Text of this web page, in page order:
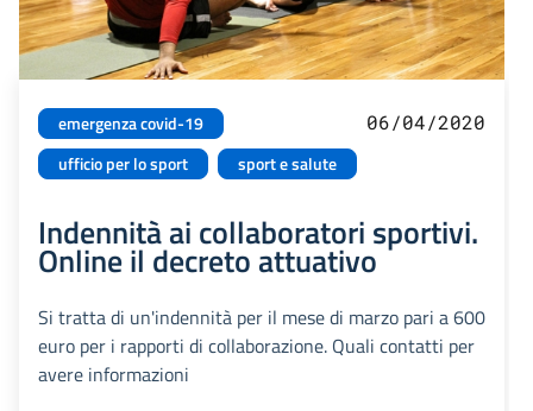
emergenza covid-19
ufficio per lo sport
sport e salute
06/04/2020
Indennità ai collaboratori sportivi.
Online il decreto attuativo
Si tratta di un'indennità per il mese di marzo pari a 600
euro per i rapporti di collaborazione. Quali contatti per
avere informazioni